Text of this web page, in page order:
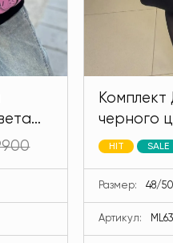
черного
ML6377-13
HIT SALE
Размер: 48/
Артикул: